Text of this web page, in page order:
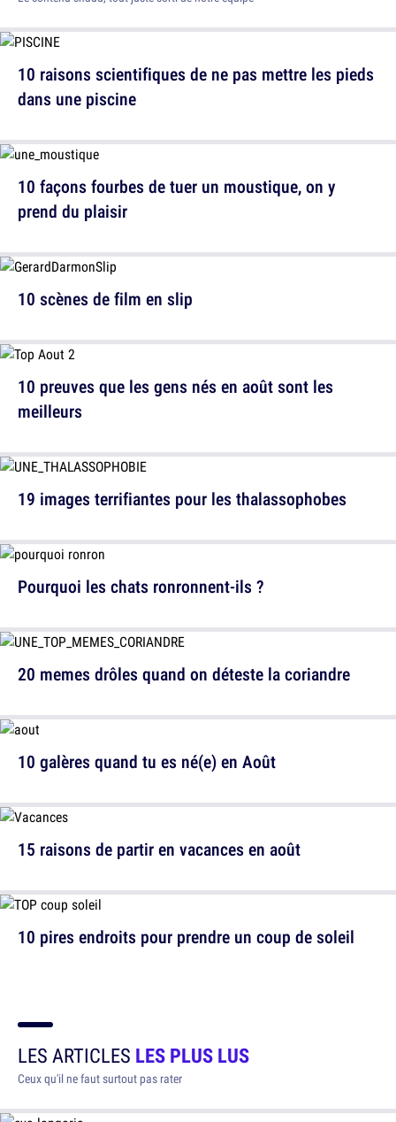
10 raisons scientifiques de ne pas mettre les pieds
dans une piscine
10 scènes de film en slip
19 images terrifiantes pour les thalassophobes
20 memes drôles quand on déteste la coriandre
15 raisons de partir en vacances en août
10 façons fourbes de tuer un moustique, on y
prend du plaisir
10 preuves que les gens nés en août sont les
meilleurs
Pourquoi les chats ronronnent-ils ?
10 galères quand tu es né(e) en Août
10 pires endroits pour prendre un coup de soleil
LES ARTICLES LES PLUS LUS
Ceux qu'il ne faut surtout pas rater